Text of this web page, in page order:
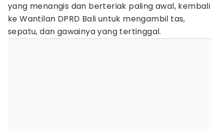
yang menangis dan berteriak paling awal, kembali
ke Wantilan DPRD Bali untuk mengambil tas,
sepatu, dan gawainya yang tertinggal.